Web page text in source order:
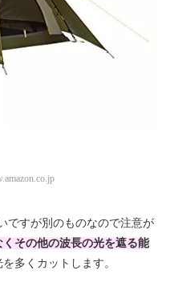
ですが別のものなので注意が
その他の波長の光を遮る能
多くカットします。